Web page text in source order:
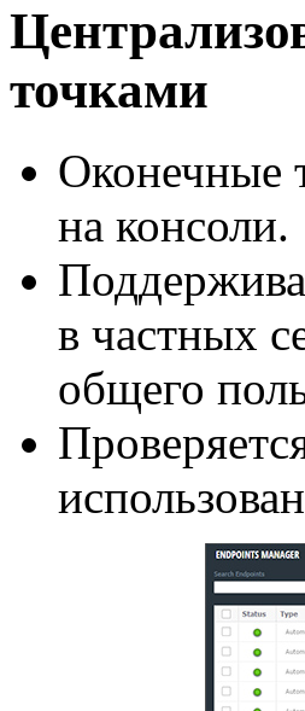
точками
Оконечные
на консоли.
в частных
общего